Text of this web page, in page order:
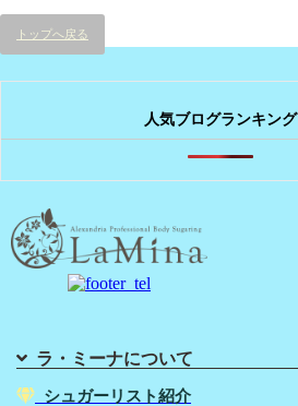
トップへ戻る
人気ブログランキング
ラ・ミーナについて
シュガーリスト紹介